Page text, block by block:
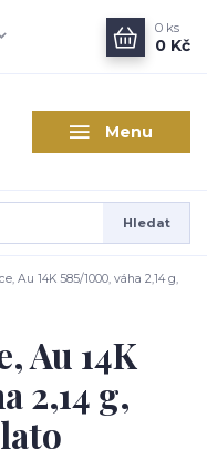
Menu
Hledat
0 ks
0 Kč
Au 14K 585/1000, váha 2,14 g,
Au 14K
2,14 g,